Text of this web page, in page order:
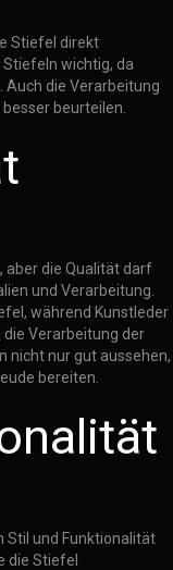
Stiefel direkt
wichtig, da
Auch die Verarbeitung
beurteilen.
aber die Qualität darf
und Verarbeitung.
während Kunstleder
Verarbeitung der
nicht nur gut aussehen,
bereiten.
Stil und Funktionalität
die Stiefel